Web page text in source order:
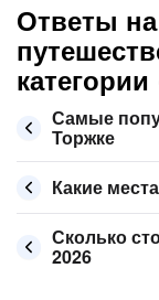
Ответы
Самые
Торжке
Какие
Сколько
2026